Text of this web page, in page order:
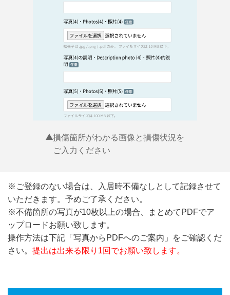
損傷箇所がわかる画像と損傷状況を
ご入力ください
※ご登録のない場合は、入居時不備なしとして記録させて
いただきます。予めご了承ください。
※不備箇所の写真が10枚以上の場合、まとめてPDFでア
ップロードお願い致します。
操作方法は下記「写真からPDFへのご案内」をご確認くだ
さい。 提出は出来る限り1回でお願い致します。